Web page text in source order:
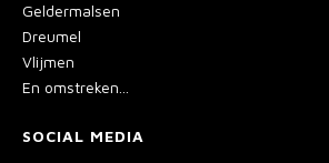
Geldermalsen
Dreumel
Vlijmen
En omstreken...
SOCIAL MEDIA